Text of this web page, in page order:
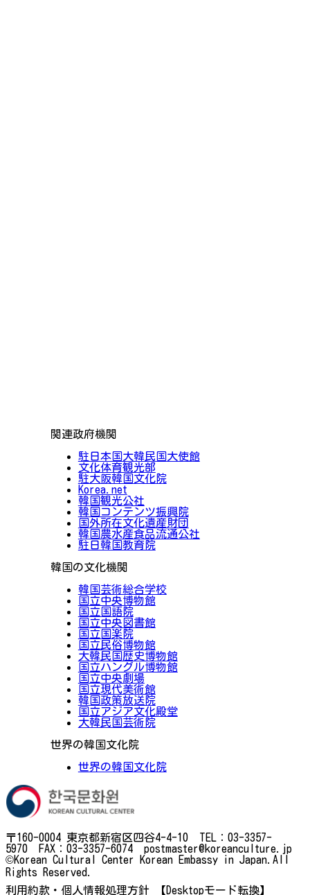
関連政府機関
駐日本国大韓民国大使館
文化体育観光部
駐大阪韓国文化院
Korea.net
韓国観光公社
韓国コンテンツ振興院
国外所在文化遺産財団
韓国農水産食品流通公社
駐日韓国教育院
韓国の文化機関
韓国芸術総合学校
国立中央博物館
国立国語院
国立中央図書館
国立国楽院
国立民俗博物館
大韓民国歴史博物館
国立ハングル博物館
国立中央劇場
国立現代美術館
韓国政策放送院
国立アジア文化殿堂
大韓民国芸術院
世界の韓国文化院
世界の韓国文化院
〒160-0004 東京都新宿区四谷4-4-10 TEL：03-3357-
5970 FAX：03-3357-6074 postmaster@koreanculture.jp
©Korean Cultural Center Korean Embassy in Japan.All
Rights Reserved.
利用約款・個人情報処理方針
【Desktopモード転換】